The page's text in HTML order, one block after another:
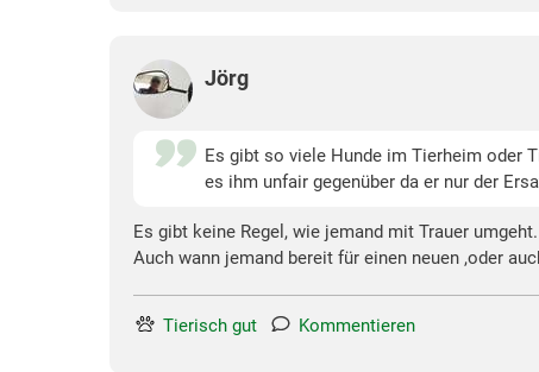
Jörg
Es gibt so viele Hunde im Tierheim oder
es ihm unfair gegenüber da er nur der
Es gibt keine Regel, wie jemand mit Trauer umgeht.
Auch wann jemand bereit für einen neuen ,oder
Tierisch gut Kommentieren